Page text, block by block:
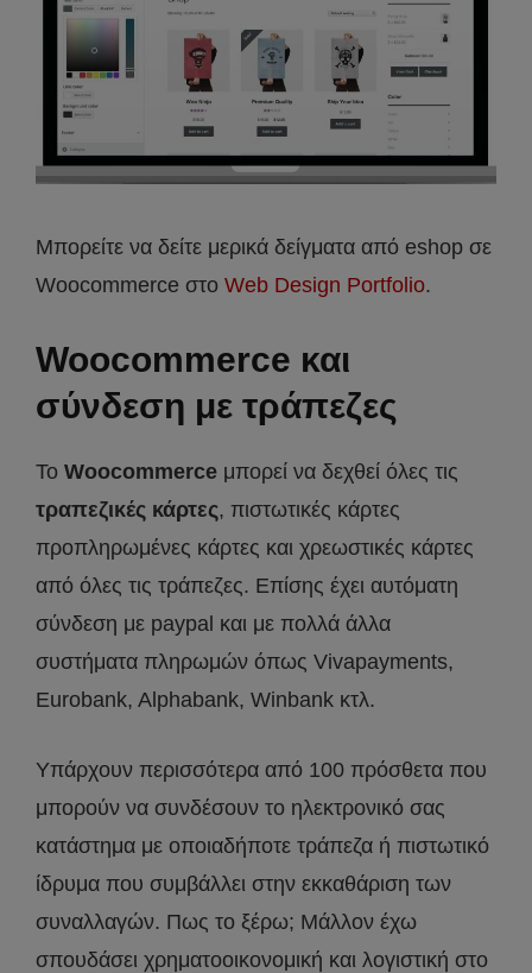
Μπορείτε να δείτε μερικά δείγματα από eshop σε
Woocommerce στο Web Design Portfolio.
Woocommerce και
σύνδεση με τράπεζες
Το Woocommerce μπορεί να δεχθεί όλες τις
τραπεζικές κάρτες, πιστωτικές κάρτες
προπληρωμένες κάρτες και χρεωστικές κάρτες
από όλες τις τράπεζες. Επίσης έχει αυτόματη
σύνδεση με paypal και με πολλά άλλα
συστήματα πληρωμών όπως Vivapayments,
Eurobank, Alphabank, Winbank κτλ.
Υπάρχουν περισσότερα από 100 πρόσθετα που
μπορούν να συνδέσουν το ηλεκτρονικό σας
κατάστημα με οποιαδήποτε τράπεζα ή πιστωτικό
ίδρυμα που συμβάλλει στην εκκαθάριση των
συναλλαγών. Πως το ξέρω; Μάλλον έχω
σπουδάσει χρηματοοικονομική και λογιστική στο